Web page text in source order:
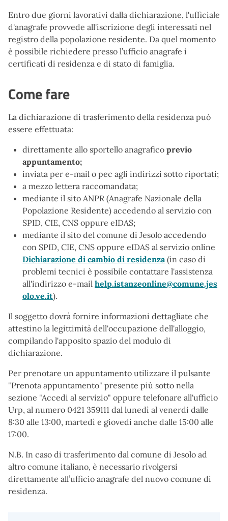
Entro due giorni lavorativi dalla dichiarazione, l'ufficiale
d'anagrafe provvede all'iscrizione degli interessati nel
registro della popolazione residente. Da quel momento
è possibile richiedere presso l’ufficio anagrafe i
certificati di residenza e di stato di famiglia.
Come fare
La dichiarazione di trasferimento della residenza può
essere effettuata:
direttamente allo sportello anagrafico previo
appuntamento;
inviata per e-mail o pec agli indirizzi sotto riportati;
a mezzo lettera raccomandata;
mediante il sito ANPR (Anagrafe Nazionale della
Popolazione Residente) accedendo al servizio con
SPID, CIE, CNS oppure eIDAS;
mediante il sito del comune di Jesolo accedendo
con SPID, CIE, CNS oppure eIDAS al servizio online
Dichiarazione di cambio di residenza(in caso di
problemi tecnici è possibile contattare l'assistenza
all'indirizzo e-mail help.istanzeonline@comune.jes
olo.ve.it).
Il soggetto dovrà fornire informazioni dettagliate che
attestino la legittimità dell'occupazione dell'alloggio,
compilando l'apposito spazio del modulo di
dichiarazione.
Per prenotare un appuntamento utilizzare il pulsante
"Prenota appuntamento" presente più sotto nella
sezione "Accedi al servizio" oppure telefonare all'ufficio
Urp, al numero 0421 359111 dal lunedì al venerdì dalle
8:30 alle 13:00, martedì e giovedì anche dalle 15:00 alle
17:00.
N.B. In caso di trasferimento dal comune di Jesolo ad
altro comune italiano, è necessario rivolgersi
direttamente all’ufficio anagrafe del nuovo comune di
residenza.